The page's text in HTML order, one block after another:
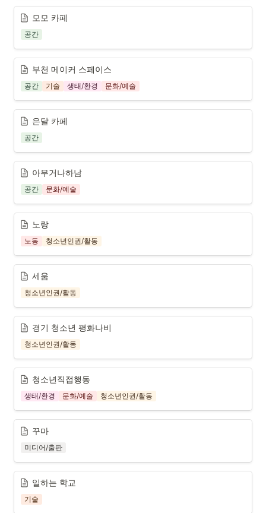
모모 카페
공간
부천 메이커 스페이스
공간 기술 생태/환경 문화/예술
은달 카페
공간
아무거나하남
공간 문화/예술
노랑
노동 청소년인권/활동
세움
청소년인권/활동
경기 청소년 평화나비
청소년인권/활동
청소년직접행동
생태/환경 문화/예술 청소년인권/활동
꾸마
미디어/출판
일하는 학교
기술